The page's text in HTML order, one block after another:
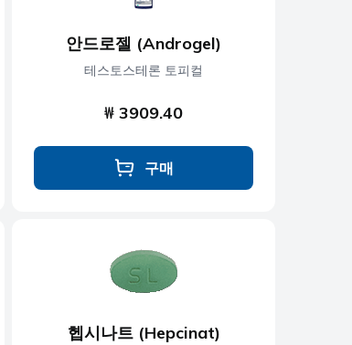
안드로젤 (Androgel)
테스토스테론 토피컬
₩ 3909.40
구매
헵시나트 (Hepcinat)